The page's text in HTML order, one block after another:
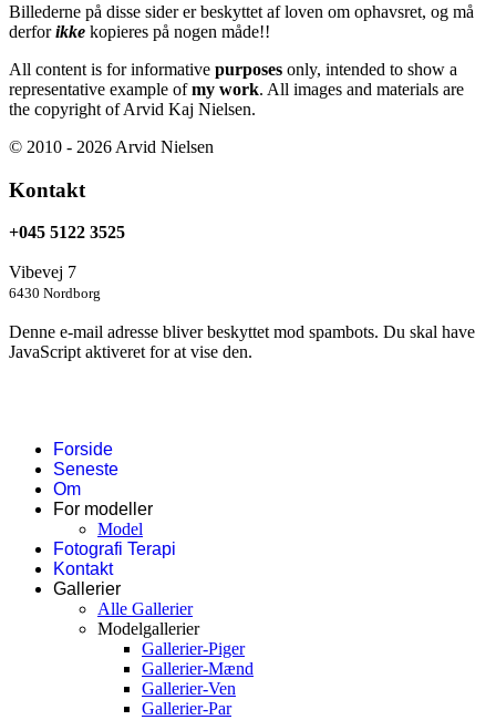
Billederne på disse sider er beskyttet af loven om ophavsret, og må
derforikke kopieres på nogen måde!!
All content is for informative purposes only, intended to show a
representative example ofmy work. All images and materials are
the copyright of Arvid Kaj Nielsen.
© 2010 - 2026 Arvid Nielsen
Kontakt
+045 5122 3525
Vibevej 7
6430 Nordborg
Denne e-mail adresse bliver beskyttet mod spambots. Du skal have
JavaScript aktiveret for at vise den.
Forside
Seneste
Om
For modeller
Model
Fotografi Terapi
Kontakt
Gallerier
Alle Gallerier
Modelgallerier
Gallerier-Piger
Gallerier-Mænd
Gallerier-Ven
Gallerier-Par